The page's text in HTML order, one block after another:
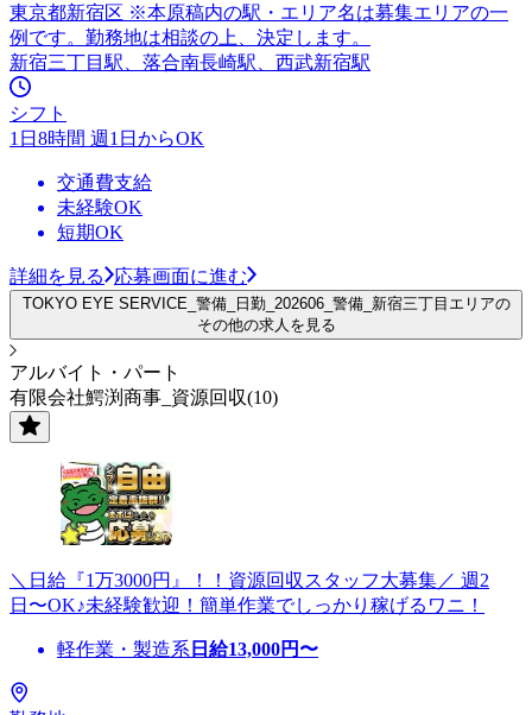
東京都新宿区 ※本原稿内の駅・エリア名は募集エリアの一
例です。勤務地は相談の上、決定します。
新宿三丁目駅、落合南長崎駅、西武新宿駅
シフト
1日8時間 週1日からOK
交通費支給
未経験OK
短期OK
詳細を見る 応募画面に進む
TOKYO EYE SERVICE_警備_日勤_202606_警備_新宿三丁目エリアの
その他の求人を見る
アルバイト・パート
有限会社鰐渕商事_資源回収(10)
＼日給『1万3000円』！！資源回収スタッフ大募集／ 週2
日〜OK♪未経験歓迎！簡単作業でしっかり稼げるワニ！
軽作業・製造系 日給13,000円〜